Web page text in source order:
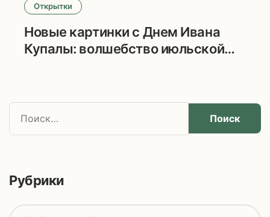
Открытки
Новые картинки с Днем Ивана
Купалы: волшебство июльской
Н
й
:Рубрики
Р